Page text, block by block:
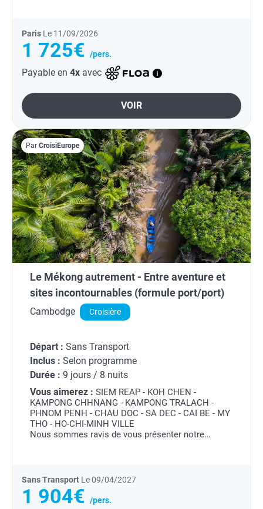
Paris Le 11/09/2026
1 725€ /pers.
Payable en 4x avec
VOIR
Par CroisiEurope
Le Mékong autrement - Entre aventure et
sites incontournables (formule port/port)
Cambodge Croisière
Départ : Sans Transport
Inclus : Selon programme
Durée : 9 jours / 8 nuits
Vous aimerez : SIEM REAP - KOH CHEN -
KAMPONG CHHNANG - KAMPONG TRALACH -
PHNOM PENH - CHAU DOC - SA DEC - CAI BE - MY
THO - HO-CHI-MINH VILLE
Nous sommes ravis de vous présenter notre
Sans Transport Le 09/04/2027
1 904€ /pers.